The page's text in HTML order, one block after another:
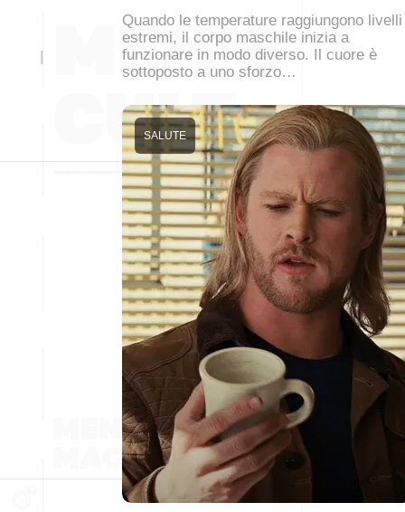
Quando le temperature raggiungono livelli
estremi, il corpo maschile inizia a
funzionare in modo diverso. Il cuore è
sottoposto a uno sforzo…
SALUTE